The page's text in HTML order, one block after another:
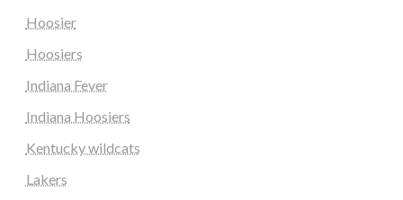
Hoosier
Hoosiers
Indiana Fever
Indiana Hoosiers
Kentucky wildcats
Lakers